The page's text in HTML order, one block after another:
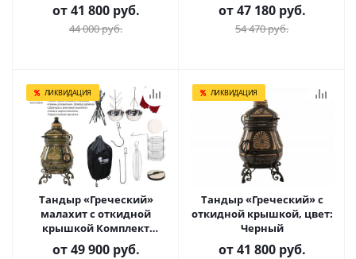
от41 800 руб.
44 000 руб.
Практичный
от47 180 руб.
54 470 руб.
ЛИКВИДАЦИЯ
Тандыр «Греческий»
малахит с откидной
крышкой Комплект
Гурман
от49 900 руб.
ЛИКВИДАЦИЯ
Тандыр «Греческий» с
откидной крышкой, цвет:
Черный
от41 800 руб.